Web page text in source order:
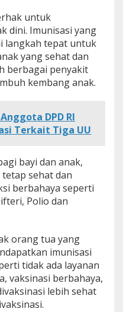
untuk
dini. Imunisasi yang
langkah tepat untuk
yang sehat dan
berbagai penyakit
kembang anak.
DPD RI
Terkait Tiga UU
bayi dan anak,
sehat dan
berbahaya seperti
Polio dan
orang tua yang
imunisasi
tidak ada layanan
vaksinasi berbahaya,
lebih sehat